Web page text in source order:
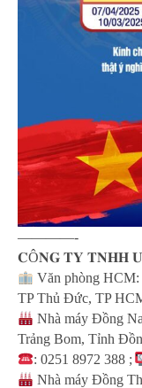
————-
𝐂Ô𝐍𝐆 𝐓𝐘 𝐓𝐍𝐇𝐇
Văn phòng
TP Thủ Đức, TP
Nhà máy Đồng
Trảng Bom, Tỉnh
: 0251 8972 388 ;
Nhà máy Đồng